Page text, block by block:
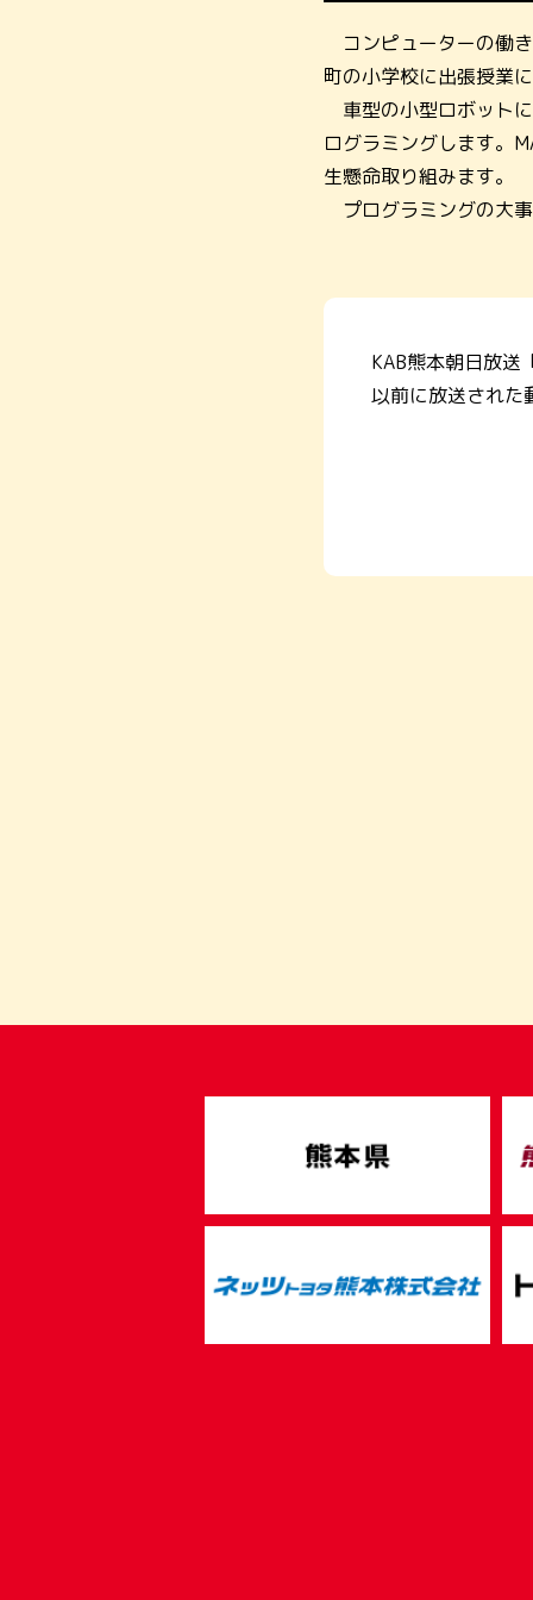
コンピューターの働
町の小学校に出張授業
車型の小型ロボット
ログラミングします。
生懸命取り組みます。
プログラミングの大
KAB熊本朝日放
以前に放送された